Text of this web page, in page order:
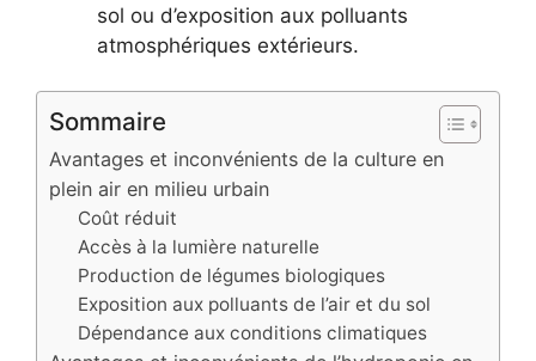
sol ou d’exposition aux polluants
atmosphériques extérieurs.
Sommaire
Avantages et inconvénients de la culture en
plein air en milieu urbain
Coût réduit
Accès à la lumière naturelle
Production de légumes biologiques
Exposition aux polluants de l’air et du sol
Dépendance aux conditions climatiques